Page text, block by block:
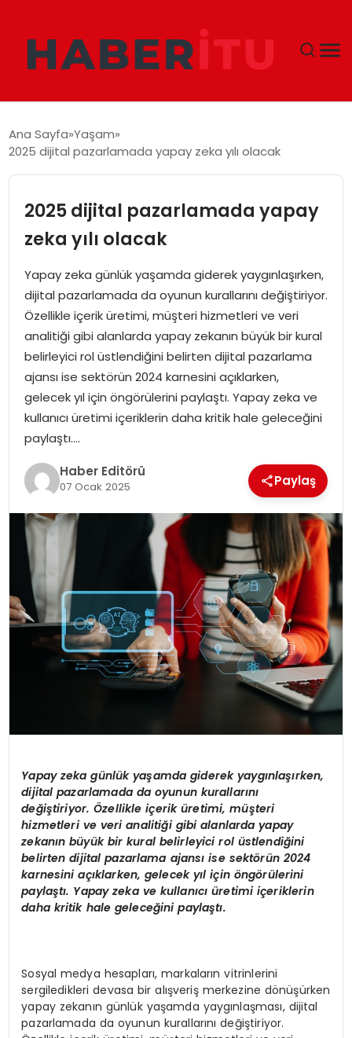
DÜNYA
EKONOMI
SIYASET
TEKNOLOJI
EĞITIM
MAGAZIN
SPOR
YAŞAM
Ana Sayfa Yaşam
2025 dijital pazarlamada yapay zeka yılı olacak
2025 dijital pazarlamada yapay
zeka yılı olacak
Yapay zeka günlük yaşamda giderek yaygınlaşırken,
dijital pazarlamada da oyunun kurallarını değiştiriyor.
Özellikle içerik üretimi, müşteri hizmetleri ve veri
analitiği gibi alanlarda yapay zekanın büyük bir kural
belirleyici rol üstlendiğini belirten dijital pazarlama
ajansı ise sektörün 2024 karnesini açıklarken,
gelecek yıl için öngörülerini paylaştı. Yapay zeka ve
kullanıcı üretimi içeriklerin daha kritik hale geleceğini
paylaştı….
Haber Editörü
07 Ocak 2025 Paylaş
Yapay zeka günlük yaşamda giderek yaygınlaşırken,
dijital pazarlamada da oyunun kurallarını
değiştiriyor. Özellikle içeriküretimi, müşteri
hizmetleri ve veri analitiği gibi alanlarda yapay
zekanın büyük bir kural belirleyici rol üstlendiğini
belirten dijital pazarlama ajansı ise sektörün 2024
karnesini açıklarken, gelecek yıl için öngörülerini
paylaştı. Yapay zeka ve kullanıcı üretimi içeriklerin
daha kritik hale geleceğini paylaştı.
Sosyal medya hesapları, markaların vitrinlerini
sergiledikleri devasa bir alışveriş merkezine dönüşürken
yapay zekanın günlük yaşamda yaygınlaşması, dijital
pazarlamada da oyunun kurallarını değiştiriyor.